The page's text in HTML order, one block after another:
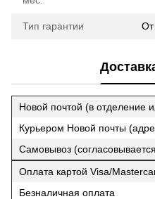
Тип гарантии От
Новой почтой (в отделение
Курьером Новой почты
Самовывоз
Оплата картой Visa/
Безналичная оплата